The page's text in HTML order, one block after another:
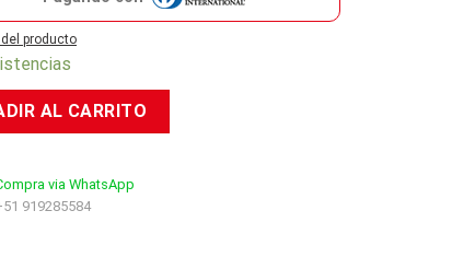
producto
AL CARRITO
via WhatsApp
919285584